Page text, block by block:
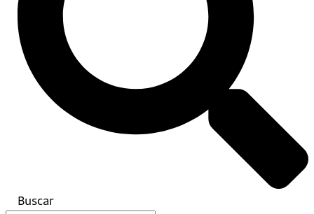
Buscar